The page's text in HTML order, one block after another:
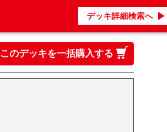
デッキ詳細検索へ
ログイン／会員登録
マイページ
このデッキを一括購入する